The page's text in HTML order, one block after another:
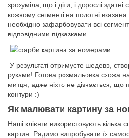
зрозуміла, що і діти, і дорослі
кожному сегменті на полотні
необхідно зафарбовувати всі
відповідними підказками.
У результаті отримуєте шедевр,
руками! Готова розмальовка схожа
митця, адже ніхто не дізнається,
контури :)
Як малювати картину за
Наші клієнти використовують кілька
картин. Радимо випробувати їх